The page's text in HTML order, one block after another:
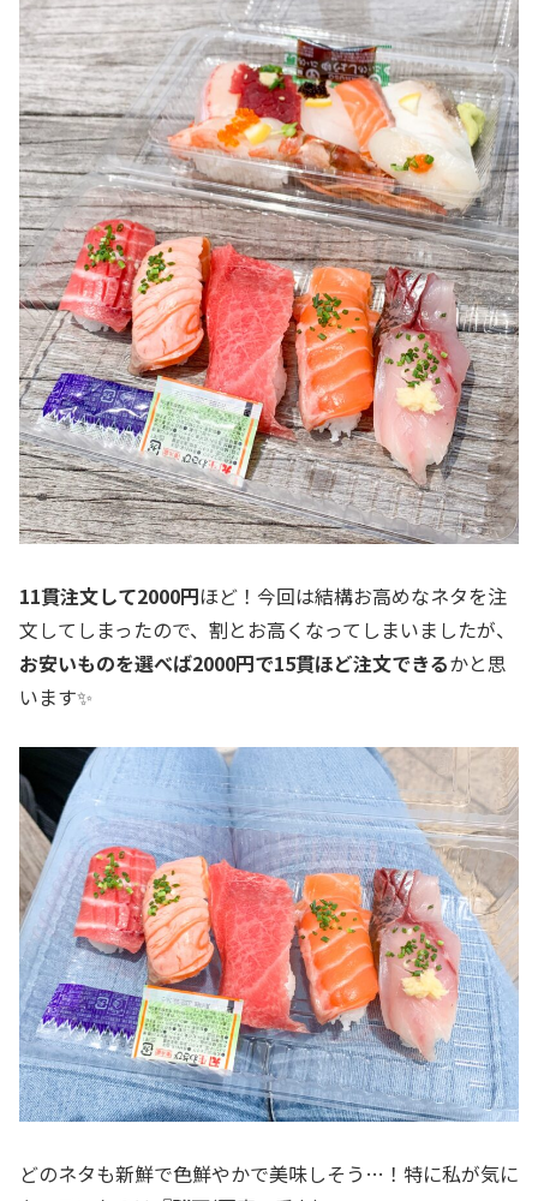
11貫注文して2000円ほど！今回は結構お高めなネタを注
文してしまったので、割とお高くなってしまいましたが、
お安いものを選べば2000円で15貫ほど注文できるかと思
います✨
どのネタも新鮮で色鮮やかで美味しそう…！特に私が気に